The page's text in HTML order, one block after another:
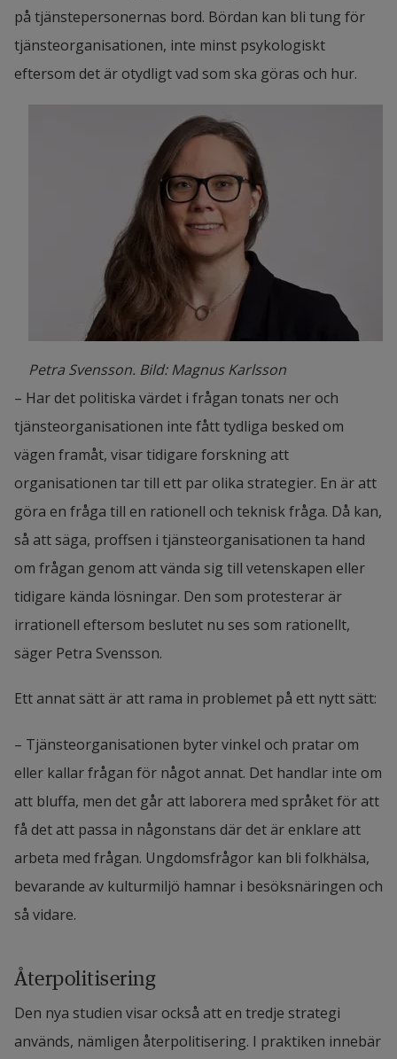
på tjänstepersonernas bord. Bördan kan bli tung för
tjänsteorganisationen, inte minst psykologiskt
eftersom det är otydligt vad som ska göras och hur.
Petra Svensson. Bild: Magnus Karlsson
– Har det politiska värdet i frågan tonats ner och
tjänsteorganisationen inte fått tydliga besked om
vägen framåt, visar tidigare forskning att
organisationen tar till ett par olika strategier. En är att
göra en fråga till en rationell och teknisk fråga. Då kan,
så att säga, proffsen i tjänsteorganisationen ta hand
om frågan genom att vända sig till vetenskapen eller
tidigare kända lösningar. Den som protesterar är
irrationell eftersom beslutet nu ses som rationellt,
säger Petra Svensson.
Ett annat sätt är att rama in problemet på ett nytt sätt:
– Tjänsteorganisationen byter vinkel och pratar om
eller kallar frågan för något annat. Det handlar inte om
att bluffa, men det går att laborera med språket för att
få det att passa in någonstans där det är enklare att
arbeta med frågan. Ungdomsfrågor kan bli folkhälsa,
bevarande av kulturmiljö hamnar i besöksnäringen och
så vidare.
Återpolitisering
Den nya studien visar också att en tredje strategi
används, nämligen återpolitisering. I praktiken innebär